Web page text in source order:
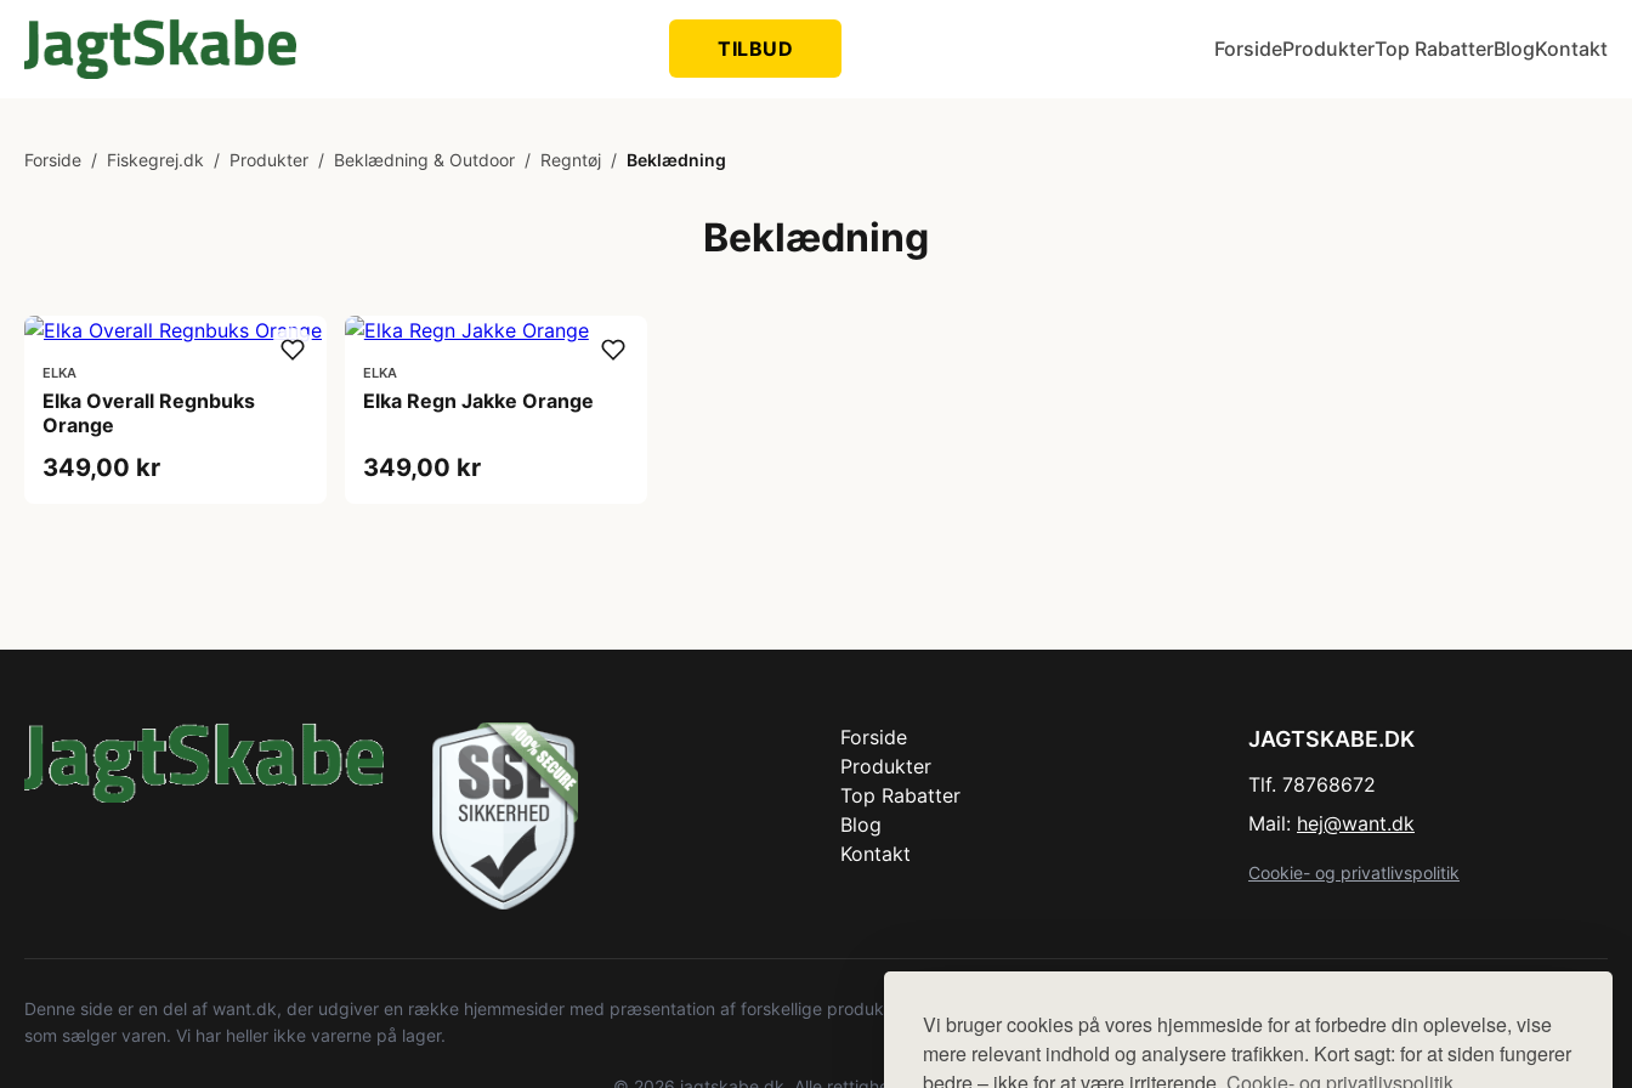
Vi bruger cookies på vores hjemmeside for at forbedre din oplevelse, vise
mere relevant indhold og analysere trafikken. Kort sagt: for at siden fungerer
TILBUD ForsideProdukterTop RabatterBlogKontakt
Forside / Fiskegrej.dk / Produkter / Beklædning & Outdoor / Regntøj / Beklædning
Beklædning
ELKA
Elka Overall Regnbuks
Orange
349,00 kr
ELKA
Elka Regn Jakke Orange
349,00 kr
Forside
Produkter
Top Rabatter
Blog
Kontakt
JAGTSKABE.DK
Tlf. 78768672
Mail: hej@want.dk
Cookie- og privatlivspolitik
Denne side er en del af want.dk, der udgiver en række hjemmesider med præsentation af forskellige produkter fra diverse webshops. Der sælges ikke varer fra denne side - vi henviser til de shops,
som sælger varen. Vi har heller ikke varerne på lager.